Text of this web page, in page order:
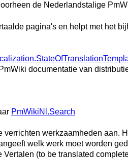
de Nederlandstalige
pagina's en helpt met het
documentatie van
PmWikiNl.Search
verrichten werkzaamheden
welk werk moet worden
Vertalen (to be translated